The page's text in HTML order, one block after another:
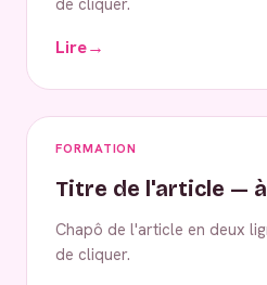
Lire→
FORMATION
Titre de l'article —
Chapô de l'article en deux
de cliquer.